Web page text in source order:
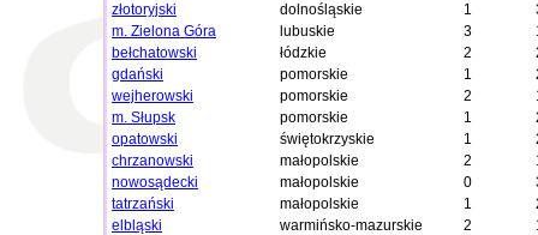
złotoryjski
dolnośląskie 1
m. Zielona Góra
lubuskie 3
bełchatowski
łódzkie 2
gdański
pomorskie 1
wejherowski
pomorskie 2
m. Słupsk
pomorskie 1
opatowski
świętokrzyskie 1
chrzanowski
małopolskie 2
nowosądecki
małopolskie 0
tatrzański
małopolskie 1
elbląski
warmińsko-mazurskie 2